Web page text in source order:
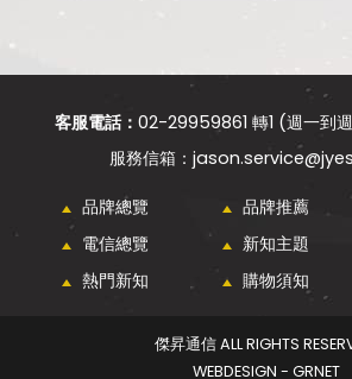
客服電話： 02-29959861 轉1 (週一到
品牌總覽 品牌推薦
電信總覽
新知主題
熱門新知
購物須知
傑昇通信 ALL RIGHTS
WEBDESIGN - GRNET